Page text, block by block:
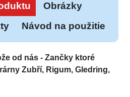
Obrázky
Návod na použitie
od nás - Zančky ktoré
Zubří, Rigum, Gledring,